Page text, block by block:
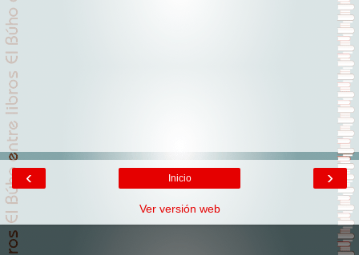
‹ ›
Inicio
Ver versión web